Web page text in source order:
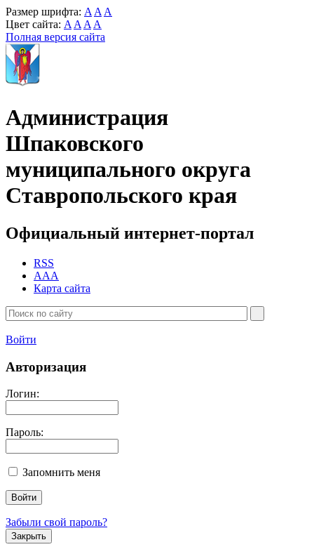
Размер шрифта: A A A
Цвет сайта: A A A A
Полная версия сайта
Администрация
Шпаковского
муниципального округа
Ставропольского края
Официальный интернет-портал
RSS
AAA
Карта сайта
Войти
Авторизация
Логин:
Пароль:
Запомнить меня
Забыли свой пароль?
Закрыть